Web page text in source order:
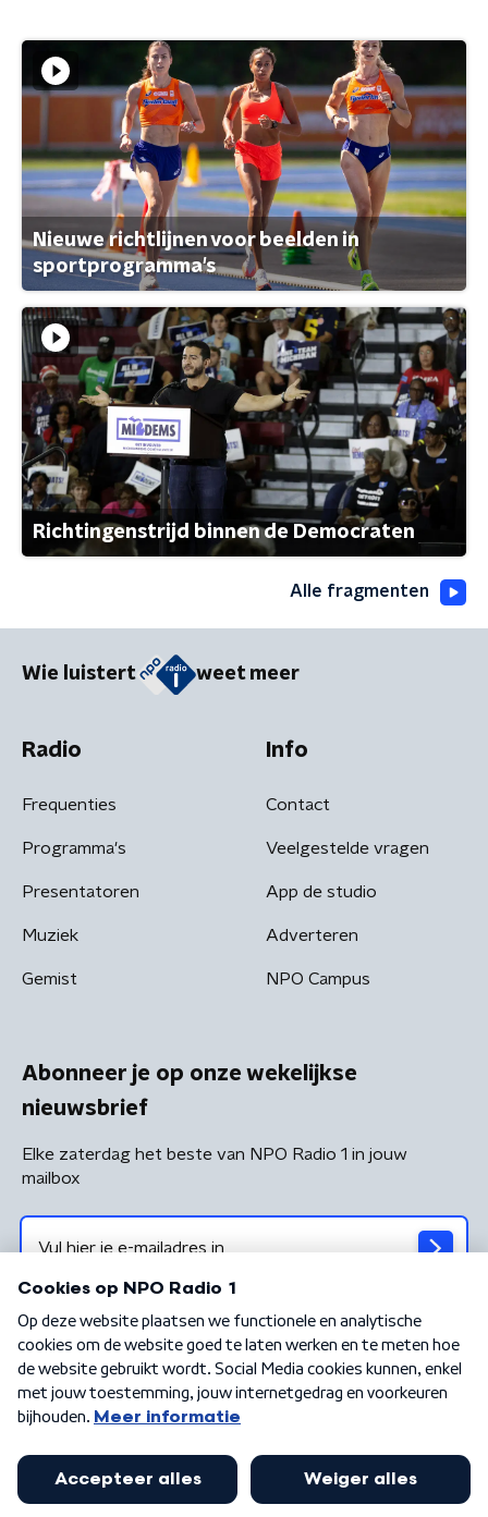
Nieuwe richtlijnen voor beelden in
sportprogramma's
Richtingenstrijd binnen de Democraten
Alle fragmenten
Wie luistert weet meer
Radio
Frequenties
Programma's
Presentatoren
Muziek
Gemist
Info
Contact
Veelgestelde vragen
App de studio
Adverteren
NPO Campus
Abonneer je op onze wekelijkse
nieuwsbrief
Elke zaterdag het beste van NPO Radio 1 in jouw
mailbox
Algemene voorwaarden